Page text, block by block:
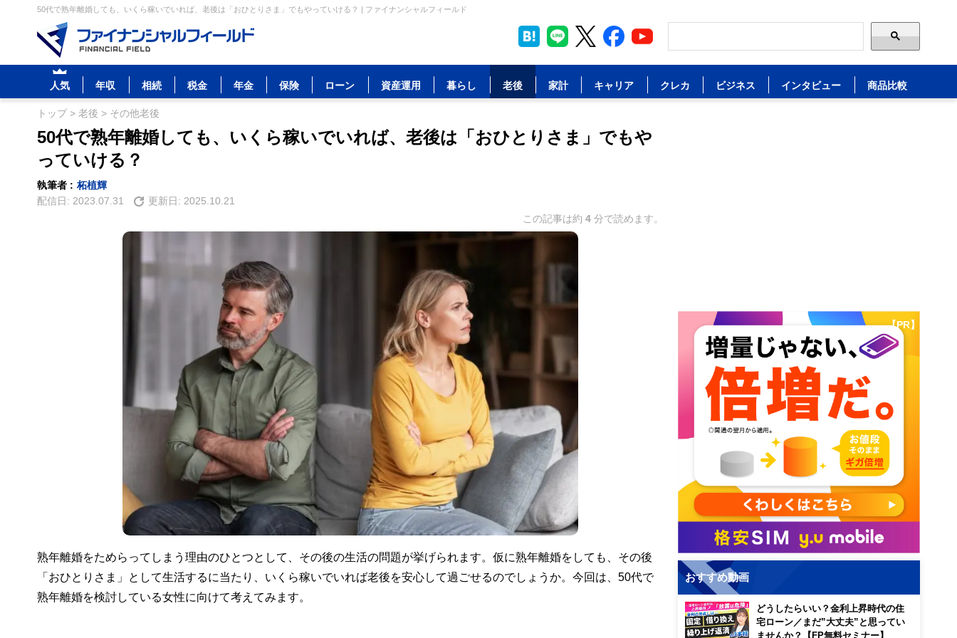
50代で熟年離婚しても、いくら稼いでいれば、老後は「おひとりさま」でもやっていける？ | ファイナンシャルフィールド
人気 年収 相続 税金 年金 保険 ローン 資産運用 暮らし 老後 家計 キャリア クレカ ビジネス インタビュー 商品比較
トップ> 老後 > その他老後
50代で熟年離婚しても、いくら稼いでいれば、老後は「おひとりさま」でもや
っていける？
執筆者 : 柘植輝
配信日: 2023.07.31 更新日: 2025.10.21
この記事は約 4 分で読めます。
熟年離婚をためらってしまう理由のひとつとして、その後の生活の問題が挙げられます。仮に熟年離婚をしても、その後
「おひとりさま」として生活するに当たり、いくら稼いでいれば老後を安心して過ごせるのでしょうか。今回は、50代で
熟年離婚を検討している女性に向けて考えてみます。
【PR】
おすすめ動画
どうしたらいい？金利上昇時代の住
宅ローン／まだ”大丈夫”と思ってい
ませんか？【FP無料セミナー】